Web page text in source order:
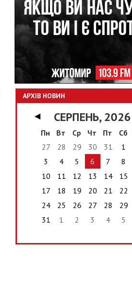
АРХІВ НОВИН
◀ СЕРПЕНЬ, 2026
Пн
Вт Ср Чт Пт Сб
27
28 29 30 31 1
3
4 5 6 7 8
10
11 12 13 14 15
17
18 19 20 21 22
24
25 26 27 28 29
31
1 2 3 4 5